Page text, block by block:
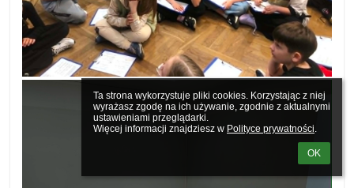
Ta strona wykorzystuje pliki cookies. Korzystając z niej
wyrażasz zgodę na ich używanie, zgodnie z aktualnymi
ustawieniami przeglądarki.
Więcej informacji znajdziesz w Polityce prywatności.
OK